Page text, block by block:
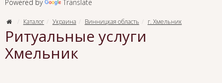
Powered by Translate
Каталог Украина Винницкая область г. Хмельник
Ритуальные услуги
Хмельник